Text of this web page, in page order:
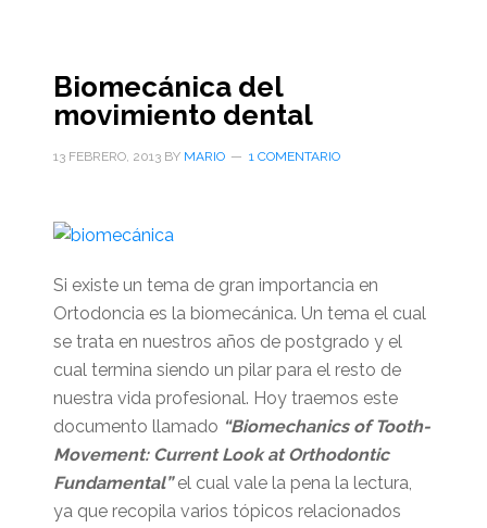
Biomecánica del
movimiento dental
13 FEBRERO, 2013BY MARIO 1 COMENTARIO
Si existe un tema de gran importancia en
Ortodoncia es la biomecánica. Un tema el cual
se trata en nuestros años de postgrado y el
cual termina siendo un pilar para el resto de
nuestra vida profesional. Hoy traemos este
documento llamado “Biomechanics of Tooth-
Movement: Current Look at Orthodontic
Fundamental” el cual vale la pena la lectura,
ya que recopila varios tópicos relacionados